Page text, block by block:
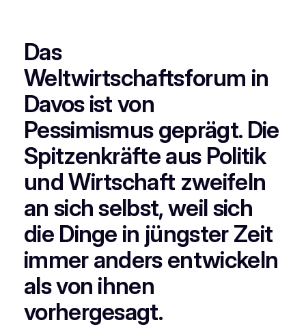
Das
Weltwirtschaftsforum in
Davos ist von
Pessimismus geprägt. Die
Spitzenkräfte aus Politik
und Wirtschaft zweifeln
an sich selbst, weil sich
die Dinge in jüngster Zeit
immer anders entwickeln
als von ihnen
vorhergesagt.